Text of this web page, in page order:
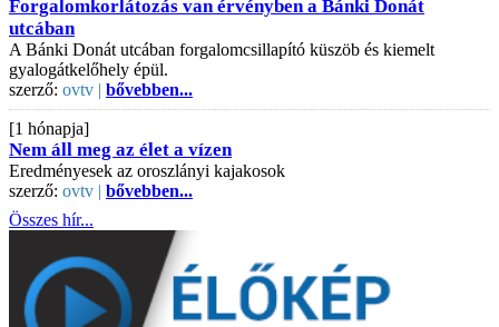
Forgalomkorlátozás van érvényben a Bánki Donát
utcában
A Bánki Donát utcában forgalomcsillapító küszöb és kiemelt
gyalogátkelőhely épül.
szerző: ovtv | bővebben...
[1 hónapja]
Nem áll meg az élet a vízen
Eredményesek az oroszlányi kajakosok
szerző: ovtv | bővebben...
Összes hír...